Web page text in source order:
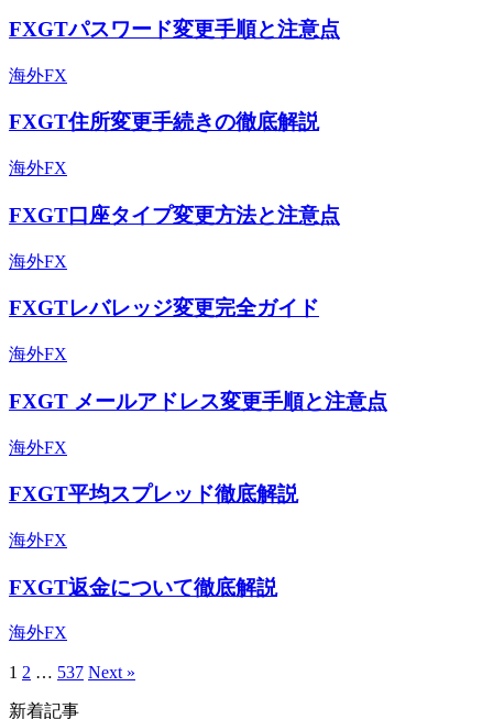
FXGTパスワード変更手順と注意点
海外FX
FXGT住所変更手続きの徹底解説
海外FX
FXGT口座タイプ変更方法と注意点
海外FX
FXGTレバレッジ変更完全ガイド
海外FX
FXGT メールアドレス変更手順と注意点
海外FX
FXGT平均スプレッド徹底解説
海外FX
FXGT返金について徹底解説
海外FX
1 2 … 537 Next »
新着記事